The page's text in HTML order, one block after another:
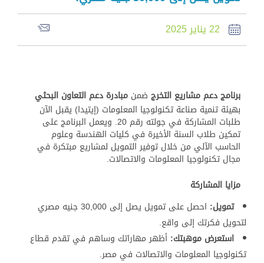
22 يناير 2025
برنامج دعم مشاريع التخرج ضمن مبادرة دعم التعاون البحثي
بهيئة تنمية صناعة تكنولوجيا المعلومات (إيتيدا) يقبل الآن
طلبات المشاركة في جولته رقم 20. ويعمل البرنامج على
تمكين طلاب السنة الأخيرة في كليات الهندسة وعلوم
الحاسب الآلي من خلال توفير التمويل لمشاريع مبتكرة في
مجال تكنولوجيا المعلومات والاتصالات.
مزايا المشاركة
تمويل:
احصل على تمويل يصل إلى 30,000 جنيه مصري
لتحويل فكرتك إلى واقع.
استعرض موهبتك: أظهر مهاراتك وساهم في تقدم قطاع
تكنولوجيا المعلومات والاتصالات في مصر.